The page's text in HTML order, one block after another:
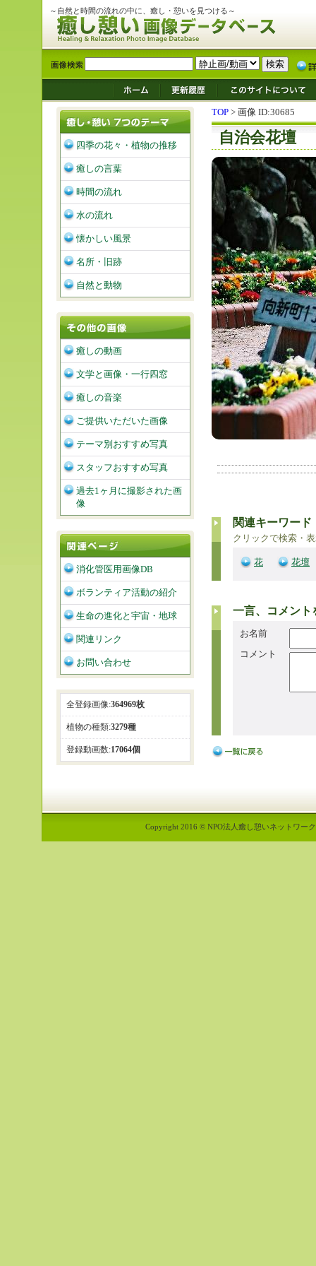
～自然と時間の流れの中に、癒し・憩いを見つける～
TOP > 画像 ID:30685
自治会花壇
関連キーワード
クリックで検索・
花 花壇
一言、コメント
お名前
コメント
四季の花々・植物の推移
癒しの言葉
時間の流れ
水の流れ
懐かしい風景
名所・旧跡
自然と動物
癒しの動画
文学と画像・一行四窓
癒しの音楽
ご提供いただいた画像
テーマ別おすすめ写真
スタッフおすすめ写真
過去1ヶ月に撮影された画
像
消化管医用画像DB
ボランティア活動の紹介
生命の進化と宇宙・地球
関連リンク
お問い合わせ
全登録画像:364969枚
植物の種類:3279種
登録動画数:17064個
Copyright 2016 © NPO法人癒し憩いネットワー